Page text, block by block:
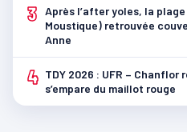
3 Après l’after yoles, la plage
Moustique) retrouvée
Anne
4 TDY 2026 : UFR – Chanflor
s’empare du maillot rouge